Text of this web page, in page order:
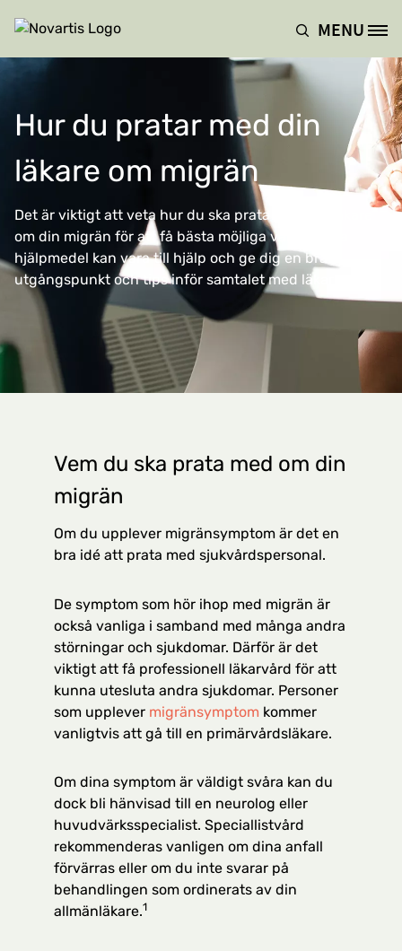
Site Logo MENU
Hur du pratar med din
läkare om migrän
Det är viktigt att veta hur du ska prata med din läkare
om din migrän för att få bästa möjliga vård. Dessa
hjälpmedel kan vara till hjälp och ge dig en bra
utgångspunkt och tips inför samtalet med läkaren.
Vem du ska prata med om din
migrän
Om du upplever migränsymptom är det en
bra idé att prata med sjukvårdspersonal.
De symptom som hör ihop med migrän är
också vanliga i samband med många andra
störningar och sjukdomar. Därför är det
viktigt att få professionell läkarvård för att
kunna utesluta andra sjukdomar. Personer
som upplever migränsymptom kommer
vanligtvis att gå till en primärvårdsläkare.
Om dina symptom är väldigt svåra kan du
dock bli hänvisad till en neurolog eller
huvudvärksspecialist. Speciallistvård
rekommenderas vanligen om dina anfall
förvärras eller om du inte svarar på
behandlingen som ordinerats av din
allmänläkare.1